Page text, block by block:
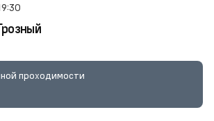
проходимости